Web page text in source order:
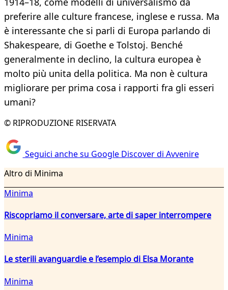
preferire alle culture francese, inglese e russa. Ma
è interessante che si parli di Europa parlando di
Shakespeare, di Goethe e Tolstoj. Benché
generalmente in declino, la cultura europea è
molto più unita della politica. Ma non è cultura
migliorare per prima cosa i rapporti fra gli esseri
umani?
© RIPRODUZIONE RISERVATA
Seguici anche su Google Discover di Avvenire
Altro di Minima
Minima
Riscopriamo il conversare, arte di saper interrompere
Minima
Le sterili avanguardie e l’esempio di Elsa Morante
Minima